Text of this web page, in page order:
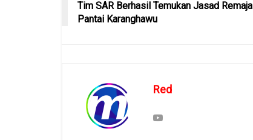
Tim SAR Berhasil Temukan Jasad
Pantai Karanghawu
Red